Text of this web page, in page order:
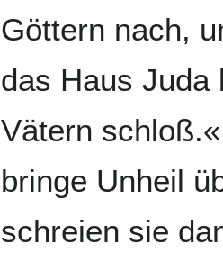
Göttern nach,
das Haus Juda
Vätern
bringe Unheil
schreien sie